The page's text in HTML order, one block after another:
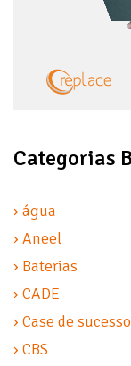
Categorias
› água
› Aneel
› Baterias
› CADE
› Case de sucesso
› CBS